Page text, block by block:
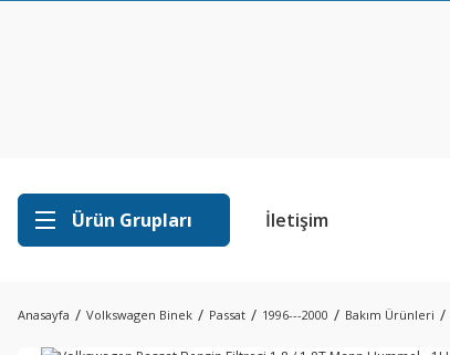
Ürün Grupları İletişim
Anasayfa Volkswagen Binek Passat 1996---2000 Bakım Ürünleri